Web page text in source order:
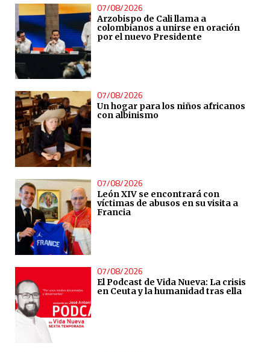
07/08/2026
Arzobispo de Cali llama a
colombianos a unirse en oración
por el nuevo Presidente
07/08/2026
Un hogar para los niños africanos
con albinismo
07/08/2026
León XIV se encontrará con
víctimas de abusos en su visita a
Francia
07/08/2026
El Podcast de Vida Nueva: La crisis
en Ceuta y la humanidad tras ella